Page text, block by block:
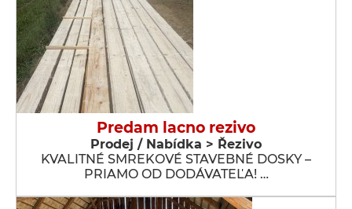
Predam lacno rezivo
Prodej / Nabídka > Řezivo
KVALITNÉ SMREKOVÉ STAVEBNÉ DOSKY –
PRIAMO OD DODÁVATEĽA! …